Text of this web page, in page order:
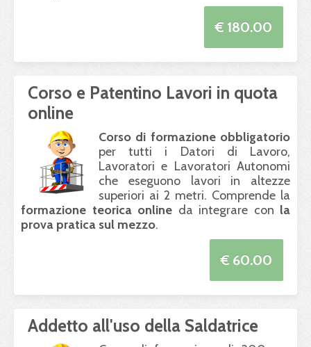
€ 180.00
Corso e Patentino Lavori in quota
online
Corso di formazione obbligatorio
per tutti i Datori di Lavoro,
Lavoratori e Lavoratori Autonomi
che eseguono lavori in altezze
superiori ai 2 metri. Comprende la
formazione teorica online da integrare con la
prova pratica sul mezzo.
€ 60.00
Addetto all'uso della Saldatrice